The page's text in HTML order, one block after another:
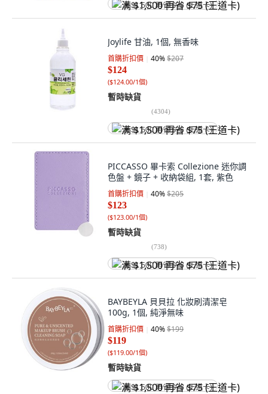
满 $1,500 再省 $75 (王道卡)
Joylife 甘油, 1個, 無香味
首購折扣價 40%$207
$124
($124.00/1個)
暫時缺貨
(4304)
满 $1,500 再省 $75 (王道卡)
PICCASSO 畢卡索 Collezione 迷你調
色盤 + 鏡子 + 收納袋組, 1套, 紫色
首購折扣價 40%$205
$123
($123.00/1個)
暫時缺貨
(738)
满 $1,500 再省 $75 (王道卡)
BAYBEYLA 貝貝拉 化妝刷清潔皂
100g, 1個, 純淨無味
首購折扣價 40%$199
$119
($119.00/1個)
暫時缺貨
满 $1,500 再省 $75 (王道卡)